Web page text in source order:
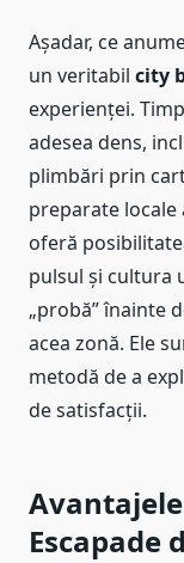
Așadar, ce
un veritabil city
experienței.
adesea dens,
plimbări prin
preparate locale
oferă
pulsul și cultura
„probă” înainte
acea zonă. Ele
metodă de a
de satisfacții.
Escapade